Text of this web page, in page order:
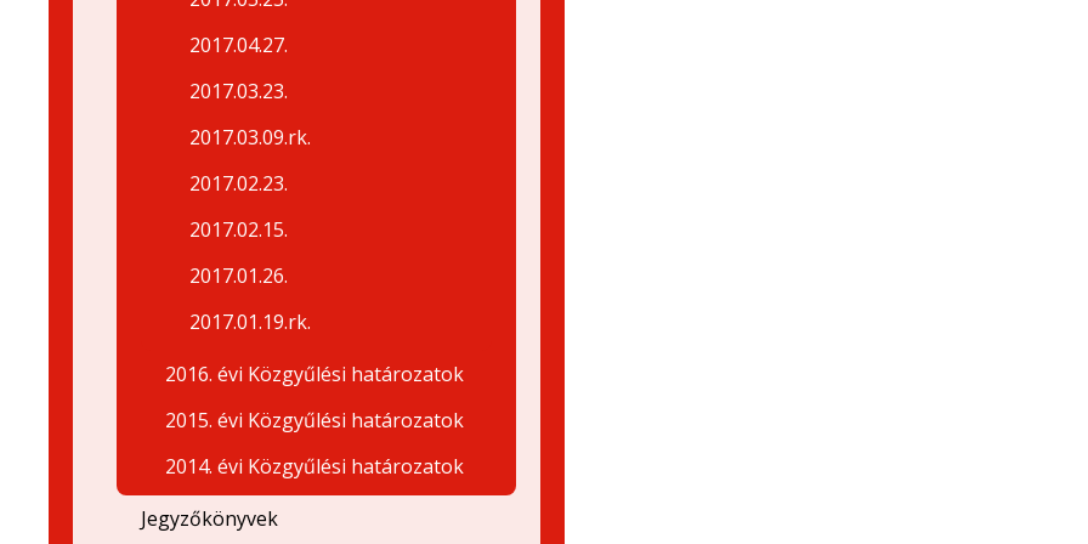
2017.04.27.
2017.03.23.
2017.03.09.rk.
2017.02.23.
2017.02.15.
2017.01.26.
2017.01.19.rk.
2016. évi Közgyűlési határozatok
2015. évi Közgyűlési határozatok
2014. évi Közgyűlési határozatok
Jegyzőkönyvek